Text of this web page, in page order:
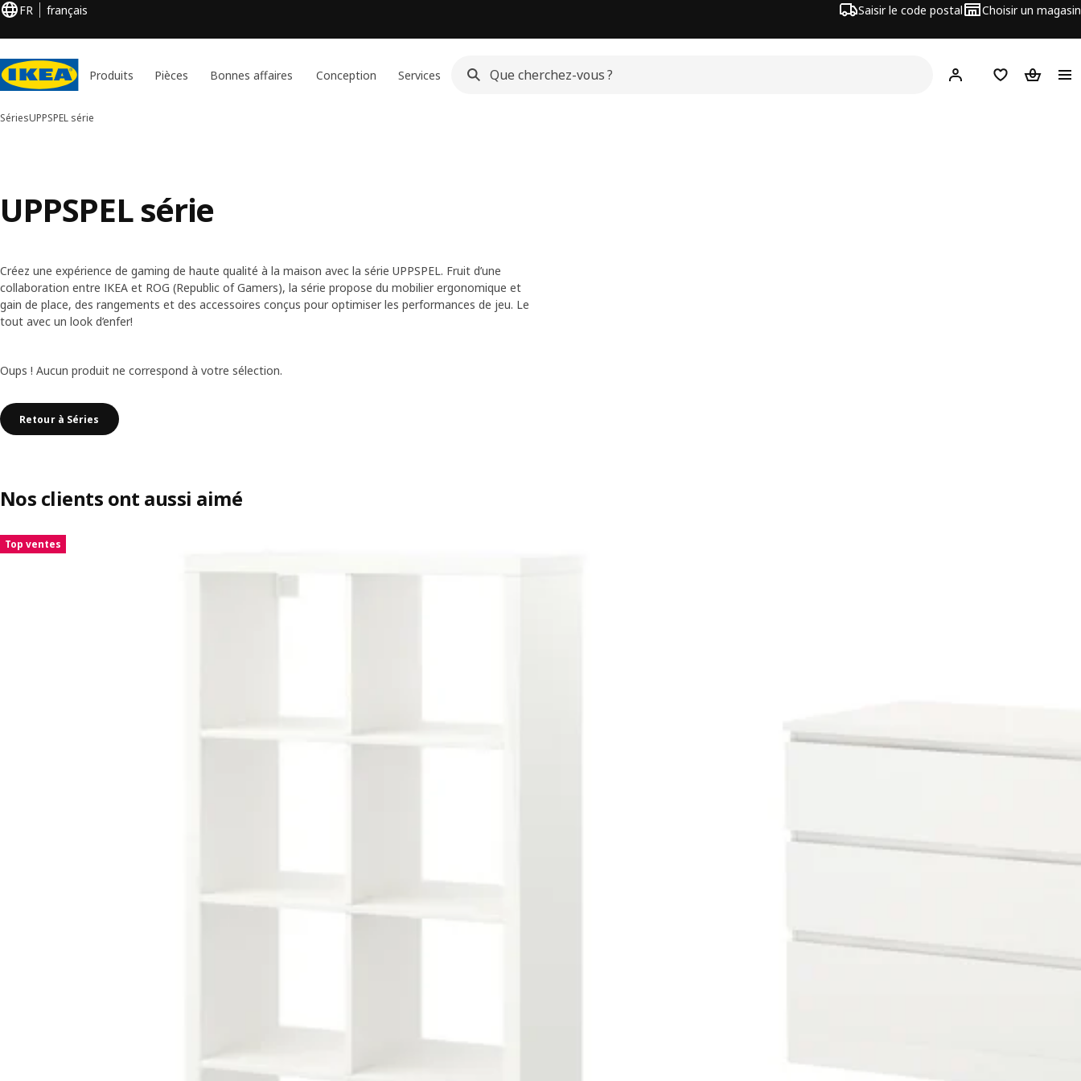
FR français Saisir le code postal Choisir un magasin
Produits Pièces Bonnes affaires Conception Services Mon compteFavorisPanier
SériesUPPSPEL série
UPPSPEL série
Créez une expérience de gaming de haute qualité à la maison avec la série UPPSPEL. Fruit d’une
collaboration entre IKEA et ROG (Republic of Gamers), la série propose du mobilier ergonomique et
gain de place, des rangements et des accessoires conçus pour optimiser les performances de jeu. Le
tout avec un look d’enfer!
Oups ! Aucun produit ne correspond à votre sélection.
Retour à Séries
Nos clients ont aussi aimé
Ignorer la liste
Top ventes